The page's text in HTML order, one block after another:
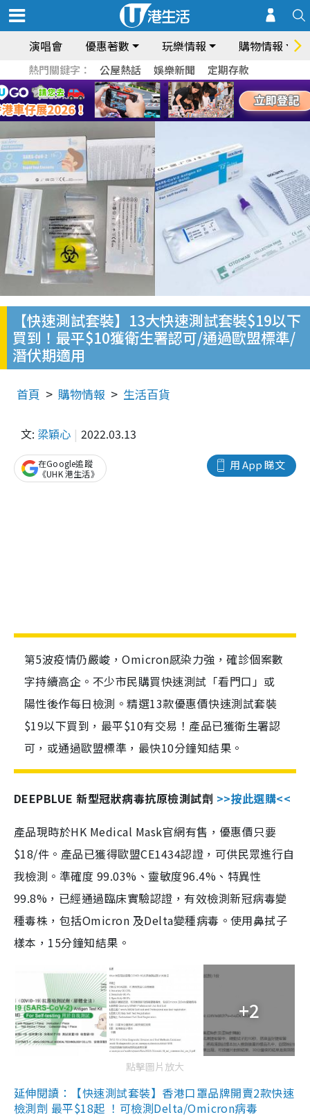
演唱會 優惠著數 玩樂情報 購物情報
熱門關鍵字： 公屋熱話 娛樂新聞 定期存款
【快速測試套裝】13大快速測試套裝$19以下
買到！最平$10獲衛生署認可/通過歐盟標準/
潛伏期適用
首頁 購物情報 生活百貨
文: 梁穎心 2022.03.13
用 App 睇文
在Google追蹤
《UHK 港生活》
第5波疫情仍嚴峻，Omicron感染力強，確診個案數
字持續高企。不少市民購買快速測試「看門口」或
陽性後作每日檢測。精選13款優惠價快速測試套裝
$19以下買到，最平$10有交易！產品已獲衛生署認
可，或通過歐盟標準，最快10分鐘知結果。
DEEPBLUE 新型冠狀病毒抗原檢測試劑 >>按此選購<<
產品現時於HK Medical Mask官網有售，優惠價只要
$18/件。產品已獲得歐盟CE1434認證，可供民眾進行自
我檢測。準確度 99.03%、靈敏度96.4%、特異性
99.8%，已經通過臨床實驗認證，有效檢測新冠病毒變
種毒株，包括Omicron 及Delta變種病毒。使用鼻拭子
樣本，15分鐘知結果。
+2
點擊圖片放大
延伸閱讀：【快速測試套裝】香港口罩品牌開賣2款快速
檢測劑 最平$18起 ！可檢測Delta/Omicron病毒